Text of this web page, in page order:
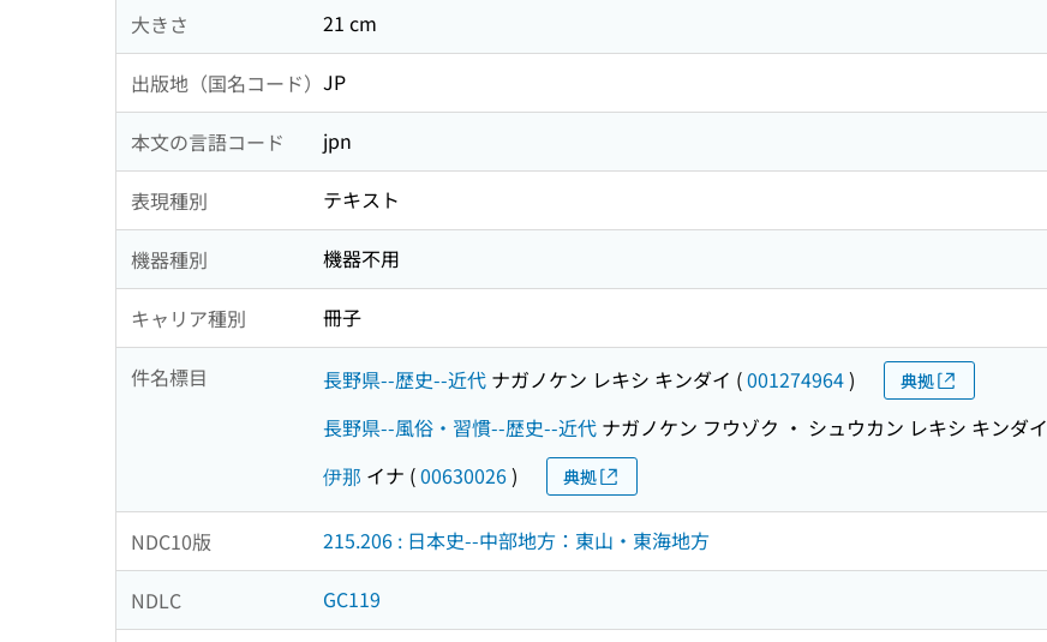
大きさ 21 cm
出版地（国名コード） JP
本文の言語コード jpn
表現種別 テキスト
機器種別 機器不用
キャリア種別 冊子
件名標目 長野県--歴史--近代 ナガノケン レキシ キンダイ (001274964) 典拠
長野県--風俗・習慣--歴史--近代 ナガノケン フウゾク ・ シュウカン レキシ キンダイ
伊那 イナ (00630026) 典拠
NDC10版 215.206 : 日本史--中部地方：東山・東海地方
NDLC GC119